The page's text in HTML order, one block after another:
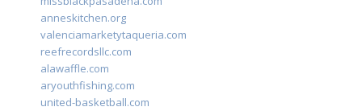
anneskitchen.org
valenciamarketytaqueria.com
reefrecordsllc.com
alawaffle.com
aryouthfishing.com
united-basketball.com